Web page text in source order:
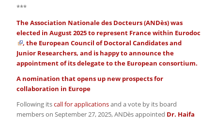
***
The Association Nationale des Docteurs (ANDès) was
elected in August 2025 to represent France within Eurodoc
, the European Council of Doctoral Candidates and
Junior Researchers, and is happy to announce the
appointment of its delegate to the European consortium.
A nomination that opens up new prospects for
collaboration in Europe
Following itscall for applicationsand a vote by its board
members on September 27, 2025, ANDès appointed Dr. Haifa